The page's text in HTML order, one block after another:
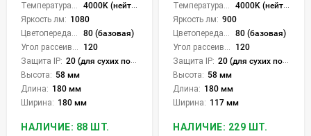
Температура света:
4000K (нейтральный)
Яркость лм: 1080
Цветопередача (CRI):
80 (базовая)
Угол рассеивания света °:
120
Защита IP: 20 (для сухих пом.)
Высота: 58 мм
Длина: 180 мм
Ширина: 180 мм
НАЛИЧИЕ: 88 ШТ.
Температура света:
4000K (нейтральный)
Яркость лм: 900
Цветопередача (CRI):
80 (базовая)
Угол рассеивания света °:
120
Защита IP: 20 (для сухих пом.)
Высота: 58 мм
Длина: 180 мм
Ширина: 117 мм
НАЛИЧИЕ: 229 ШТ.